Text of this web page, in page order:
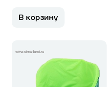
В корзину